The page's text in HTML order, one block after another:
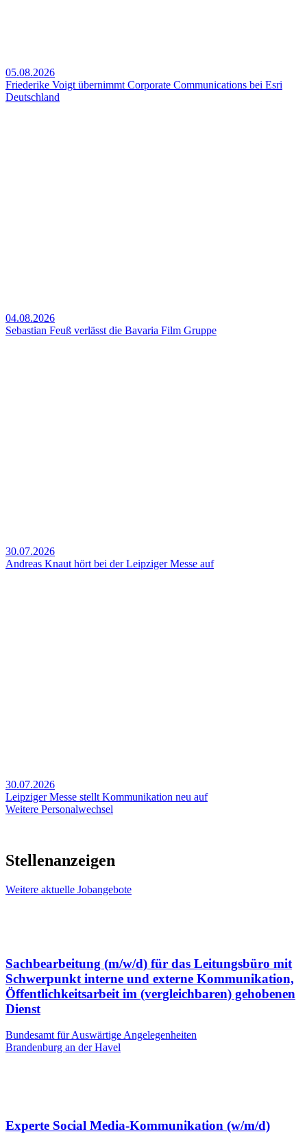
05.08.2026
Friederike Voigt übernimmt Corporate Communications bei Esri
Deutschland
04.08.2026
Sebastian Feuß verlässt die Bavaria Film Gruppe
30.07.2026
Andreas Knaut hört bei der Leipziger Messe auf
30.07.2026
Leipziger Messe stellt Kommunikation neu auf
Weitere Personalwechsel
Stellenanzeigen
Weitere aktuelle Jobangebote
Sachbearbeitung (m/w/d) für das Leitungsbüro mit
Schwerpunkt interne und externe Kommunikation,
Öffentlichkeitsarbeit im (vergleichbaren) gehobenen
Dienst
Bundesamt für Auswärtige Angelegenheiten
Brandenburg an der Havel
Experte Social Media-Kommunikation (w/m/d)